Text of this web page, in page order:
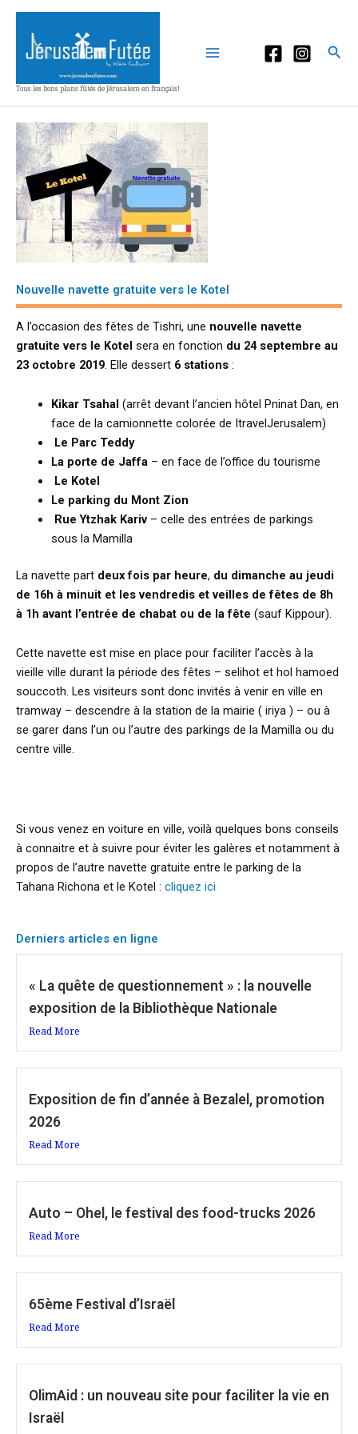
Aller
contenu
Tous les bons plans fûtés de Jérusalem en français!
Nouvelle navette gratuite vers le Kotel
A l’occasion des fêtes de Tishri, une nouvelle navette
gratuite vers le Kotel sera en fonction du 24 septembre au
23 octobre 2019 . Elle dessert 6 stations :
Kikar Tsahal (arrêt devant l’ancien hôtel Pninat Dan, en
face de la camionnette colorée de ItravelJerusalem)
Le Parc Teddy
La porte de Jaffa– en face de l’office du tourisme
Le Kotel
Le parking du Mont Zion
Rue Ytzhak Kariv – celle des entrées de parkings
sous la Mamilla
La navette part deux fois par heure, du dimanche au jeudi
de 16h à minuit et les vendredis et veilles de fêtes de 8h
à 1h avant l’entrée de chabat ou de la fête (sauf Kippour).
Cette navette est mise en place pour faciliter l’accès à la
vieille ville durant la période des fêtes – selihot et hol hamoed
souccoth. Les visiteurs sont donc invités à venir en ville en
tramway – descendre à la station de la mairie ( iriya ) – ou à
se garer dans l’un ou l’autre des parkings de la Mamilla ou du
centre ville.
Si vous venez en voiture en ville, voilà quelques bons conseils
à connaitre et à suivre pour éviter les galères et notamment à
propos de l’autre navette gratuite entre le parking de la
Tahana Richona et le Kotel : cliquez ici
Derniers articles en ligne
« La quête de questionnement » : la nouvelle
exposition de la Bibliothèque Nationale
Read More
Exposition de fin d’année à Bezalel, promotion
2026
Read More
Auto – Ohel, le festival des food-trucks 2026
Read More
65ème Festival d’Israël
Read More
OlimAid : un nouveau site pour faciliter la vie en
Israël